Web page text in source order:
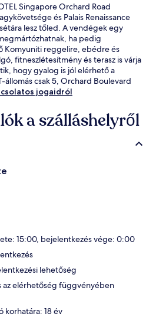
Singapore Orchard Road
és Palais Renaissance
lesz tőled. A vendégek egy
ha pedig
Komyuniti reggelire, ebédre és
fitneszlétesítmény és terasz is várja
hogy gyalog is jól elérhető a
csak 5, Orchard Boulevard
jogaidról
a szálláshelyről
15:00, bejelentkezés vége: 0:00
lehetőség
az elérhetőség függvényében
korhatára: 18 év